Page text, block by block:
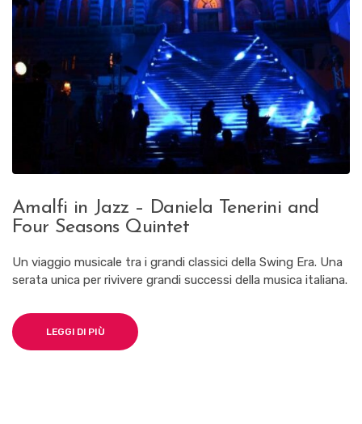
Amalfi in Jazz – Daniela Tenerini and
Four Seasons Quintet
Un viaggio musicale tra i grandi classici della Swing Era. Una
serata unica per rivivere grandi successi della musica italiana.
LEGGI DI PIÙ